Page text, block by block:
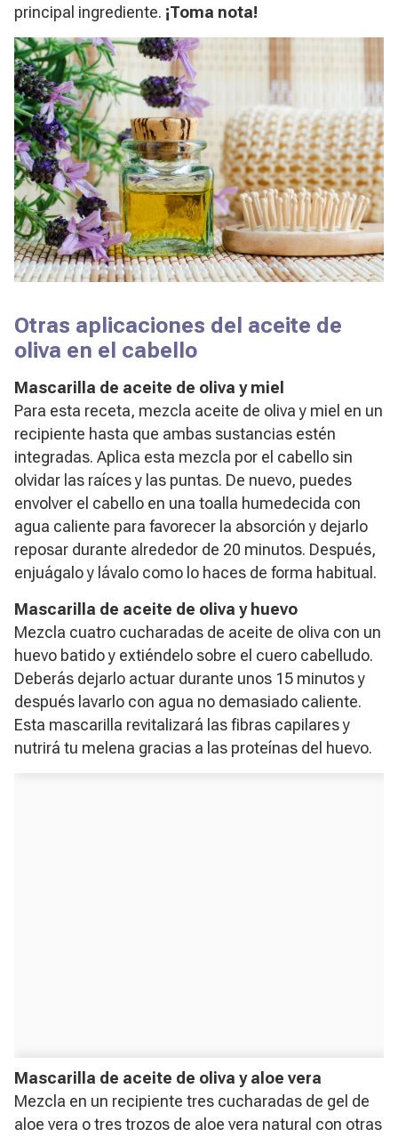
principal ingrediente. ¡Toma nota!
Otras aplicaciones del aceite de
oliva en el cabello
Mascarilla de aceite de oliva y miel
Para esta receta, mezcla aceite de oliva y miel en un
recipiente hasta que ambas sustancias estén
integradas. Aplica esta mezcla por el cabello sin
olvidar las raíces y las puntas. De nuevo, puedes
envolver el cabello en una toalla humedecida con
agua caliente para favorecer la absorción y dejarlo
reposar durante alrededor de 20 minutos. Después,
enjuágalo y lávalo como lo haces de forma habitual.
Mascarilla de aceite de oliva y huevo
Mezcla cuatro cucharadas de aceite de oliva con un
huevo batido y extiéndelo sobre el cuero cabelludo.
Deberás dejarlo actuar durante unos 15 minutos y
después lavarlo con agua no demasiado caliente.
Esta mascarilla revitalizará las fibras capilares y
nutrirá tu melena gracias a las proteínas del huevo.
Mascarilla de aceite de oliva y aloe vera
Mezcla en un recipiente tres cucharadas de gel de
aloe vera o tres trozos de aloe vera natural con otras